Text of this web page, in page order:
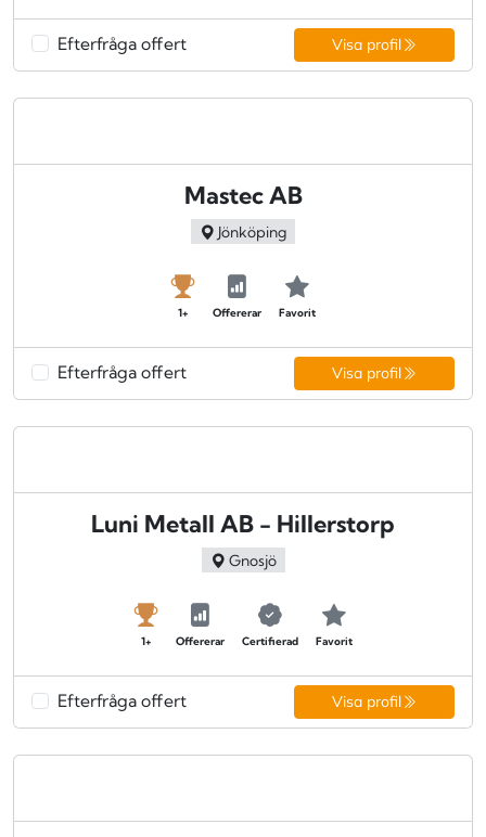
Efterfråga offert Visa profil
Mastec AB
Jönköping
1+ Offererar Favorit
Efterfråga offert Visa profil
Luni Metall AB - Hillerstorp
Gnosjö
1+ Offererar Certifierad Favorit
Efterfråga offert Visa profil